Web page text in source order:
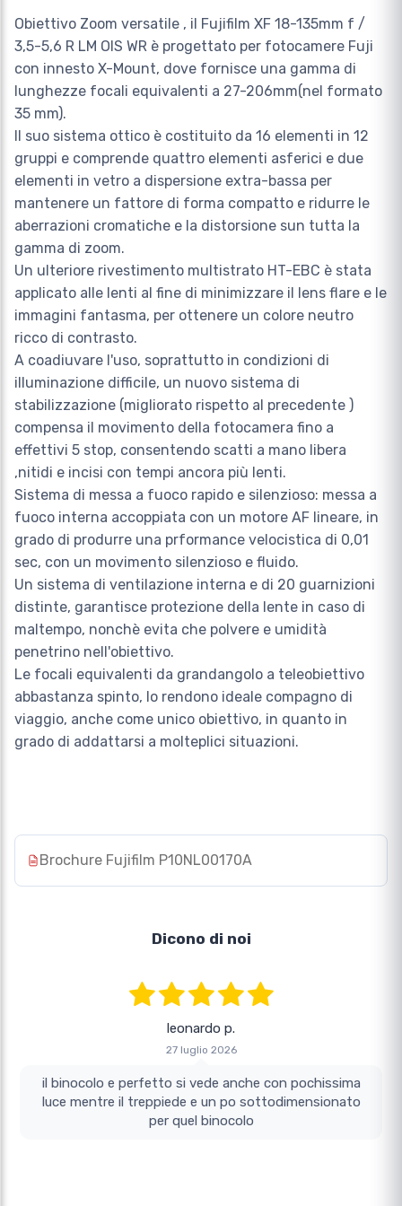
Obiettivo Zoom versatile , il Fujifilm XF 18-135mm f /
3,5-5,6 R LM OIS WR è progettato per fotocamere Fuji
con innesto X-Mount, dove fornisce una gamma di
lunghezze focali equivalenti a 27-206mm(nel formato
35 mm).
Il suo sistema ottico è costituito da 16 elementi in 12
gruppi e comprende quattro elementi asferici e due
elementi in vetro a dispersione extra-bassa per
mantenere un fattore di forma compatto e ridurre le
aberrazioni cromatiche e la distorsione sun tutta la
gamma di zoom.
Un ulteriore rivestimento multistrato HT-EBC è stata
applicato alle lenti al fine di minimizzare il lens flare e le
immagini fantasma, per ottenere un colore neutro
ricco di contrasto.
A coadiuvare l'uso, soprattutto in condizioni di
illuminazione difficile, un nuovo sistema di
stabilizzazione (migliorato rispetto al precedente )
compensa il movimento della fotocamera fino a
effettivi 5 stop, consentendo scatti a mano libera
,nitidi e incisi con tempi ancora più lenti.
Sistema di messa a fuoco rapido e silenzioso: messa a
fuoco interna accoppiata con un motore AF lineare, in
grado di produrre una prformance velocistica di 0,01
sec, con un movimento silenzioso e fluido.
Un sistema di ventilazione interna e di 20 guarnizioni
distinte, garantisce protezione della lente in caso di
maltempo, nonchè evita che polvere e umidità
penetrino nell'obiettivo.
Le focali equivalenti da grandangolo a teleobiettivo
abbastanza spinto, lo rendono ideale compagno di
viaggio, anche come unico obiettivo, in quanto in
grado di addattarsi a molteplici situazioni.
Brochure Fujifilm P10NL00170A
Dicono di noi
leonardo p.
27 luglio 2026
il binocolo e perfetto si vede anche con pochissima
luce mentre il treppiede e un po sottodimensionato
per quel binocolo